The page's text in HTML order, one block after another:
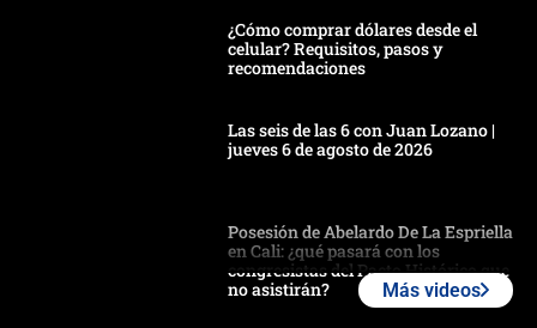
¿Cómo comprar dólares desde el
celular? Requisitos, pasos y
recomendaciones
Las seis de las 6 con Juan Lozano |
jueves 6 de agosto de 2026
Posesión de Abelardo De La Espriella
en Cali: ¿qué pasará con los
congresistas del Pacto Histórico que
no asistirán?
Más videos